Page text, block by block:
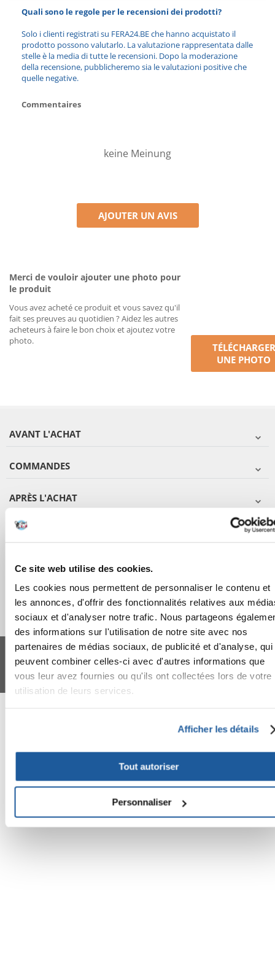
Ce site web utilise des cookies.
Les cookies nous permettent de personnaliser le contenu et
les annonces, d'offrir des fonctionnalités relatives aux
sociaux et d'analyser notre trafic. Nous partageons
des informations sur l'utilisation de notre site avec nos
partenaires de médias sociaux, de publicité et d'analyse, qui
peuvent combiner celles-ci avec d'autres informations que
vous leur avez fournies ou qu'ils ont collectées lors de votre
utilisation de leurs services.
Afficher les détails
Tout autoriser
Personnaliser
Quali sono le regole per le recensioni dei prodotti?
Solo i clienti registrati su FERA24.BE che hanno acquistato il
prodotto possono valutarlo. La valutazione rappresentata dalle
stelle è la media di tutte le recensioni. Dopo la moderazione
della recensione, pubblicheremo sia le valutazioni positive che
quelle negative.
Commentaires
keine Meinung
AJOUTER UN AVIS
Merci de vouloir ajouter une photo pour
le produit
Vous avez acheté ce produit et vous savez qu'il
fait ses preuves au quotidien ? Aidez les autres
acheteurs à faire le bon choix et ajoutez votre
photo.
TÉLÉCHARGER
UNE PHOTO
AVANT L'ACHAT
COMMANDES
APRÈS L'ACHAT
APPRENEZ À NOUS CONNAÎTRE
FERA 24 UG Sede legale: Blankenfelder Dorfstraße 94 15827 Blankenfelde-
Mahlow (Germania) - P.IVA DE317667035
*Tous les prix incluent la TVA / plus l'expédition
© 2024-2026 FERA 24 UG.